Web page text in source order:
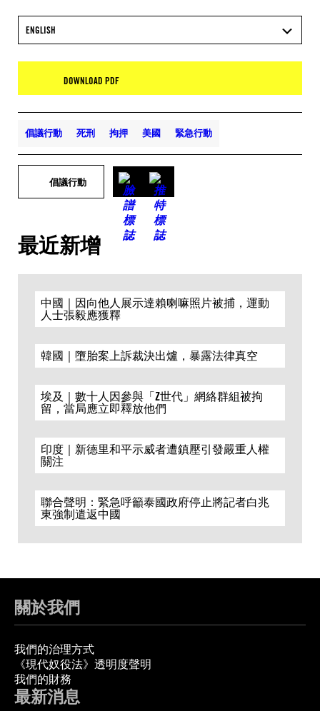
ENGLISH
DOWNLOAD PDF
倡議行動 死刑 拘押 美國 緊急行動
倡議行動
最近新增
中國｜因向他人展示達賴喇嘛照片被捕，運動
人士張毅應獲釋
韓國｜墮胎案上訴裁決出爐，暴露法律真空
埃及｜數十人因參與「Z世代」網絡群組被拘
留，當局應立即釋放他們
印度｜新德里和平示威者遭鎮壓引發嚴重人權
關注
聯合聲明：緊急呼籲泰國政府停止將記者白兆
東強制遣返中國
關於我們
我們的治理方式
《現代奴役法》透明度聲明
我們的財務
最新消息